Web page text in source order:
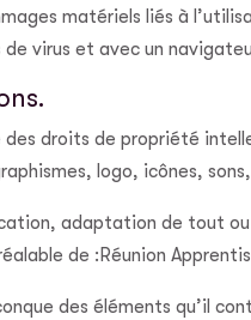
matériels liés à
virus et avec un
droits de propriété
logo, icônes,
adaptation de tout
de :Réunion
des éléments qu’il